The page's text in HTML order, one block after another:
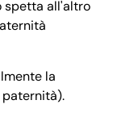
spetta all'altro
la